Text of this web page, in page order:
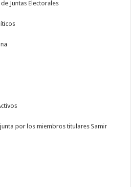
Juntas Electorales
por los miembros titulares Samir